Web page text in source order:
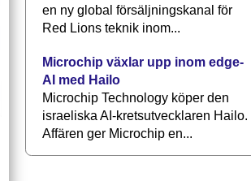
en ny global försäljningskanal för
Red Lions teknik inom...
Microchip växlar upp inom edge-
AI med Hailo
Microchip Technology köper den
israeliska AI-kretsutvecklaren Hailo.
Affären ger Microchip en...